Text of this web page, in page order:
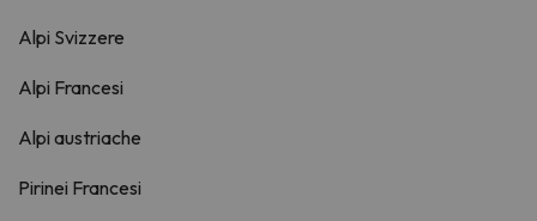
Alpi Svizzere
Alpi Francesi
Alpi austriache
Pirinei Francesi